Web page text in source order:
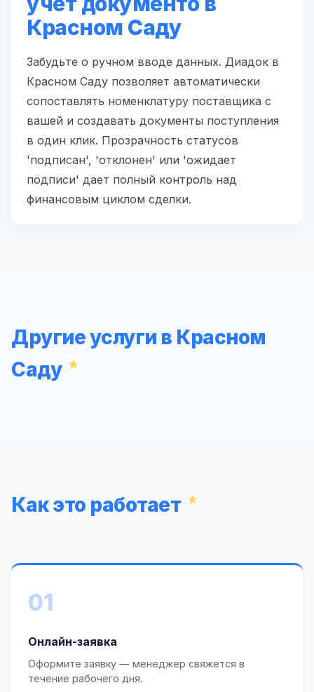
Красном Саду
Забудьте о ручном вводе данных. Диадок в
Красном Саду позволяет автоматически
сопоставлять номенклатуру поставщика с
вашей и создавать документы поступления
в один клик. Прозрачность статусов
'подписан', 'отклонен' или 'ожидает
подписи' дает полный контроль над
финансовым циклом сделки.
Другие услуги в Красном
Саду
Как это работает
01
Онлайн-заявка
Оформите заявку — менеджер свяжется в
течение рабочего дня.